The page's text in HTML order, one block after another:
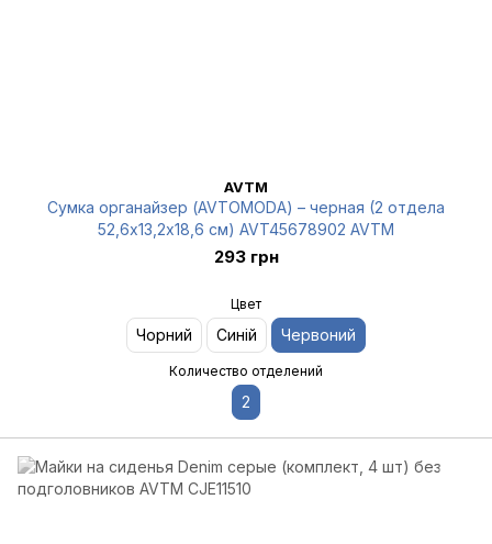
AVTM
Сумка органайзер (AVTOMODA) – черная (2 отдела
52,6х13,2х18,6 см) AVT45678902 AVTM
293 грн
Цвет
Чорний Синій Червоний
Количество отделений
2